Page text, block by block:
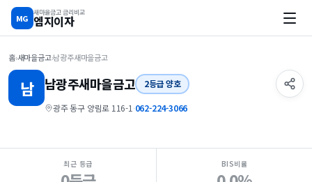
MG
새마을금고 금리비교
엠지이자
홈›새마을금고›남광주새마을금고
남 남광주새마을금고 2등급 양호
광주 동구 양림로 116-1 ·062-224-3066
지점 핵심 지표 요약
최근 등급 BIS비율